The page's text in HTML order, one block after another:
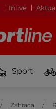
Inlive
Sport
Zahrada